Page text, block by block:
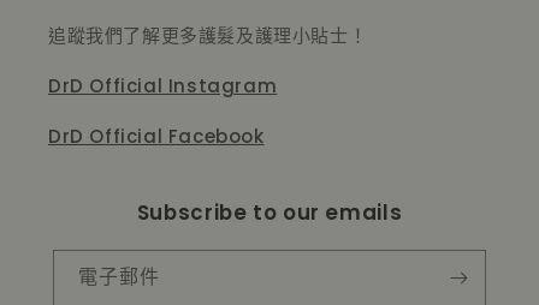
追蹤我們了解更多護髮及護理小貼士！
DrD Official Instagram
DrD Official Facebook
Subscribe to our emails
電子郵件